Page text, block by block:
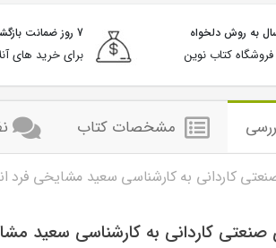
به روش دلخواه
کتاب نوین
7 روز ضمانت بازگشت
برای خرید های
مشخصات کتاب
کاردانی به کارشناسی سعید مشایخی فرد
صنعتی کاردانی به کارشناسی سعید